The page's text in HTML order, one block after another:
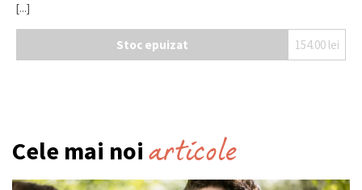
[...]
Stoc epuizat 154.00 lei
Cele mai noi articole